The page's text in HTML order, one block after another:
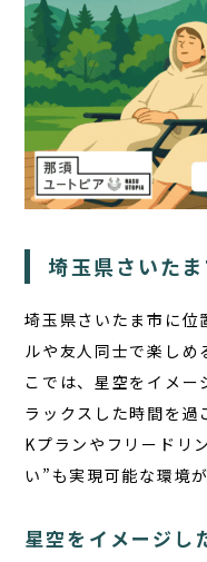
埼玉県さいた
埼玉県さいたま市に位
ルや友人同士で楽しめ
こでは、星空をイメー
ラックスした時間を
Kプラン やフリードリ
い”も実現可能な環境
星空をイメージし